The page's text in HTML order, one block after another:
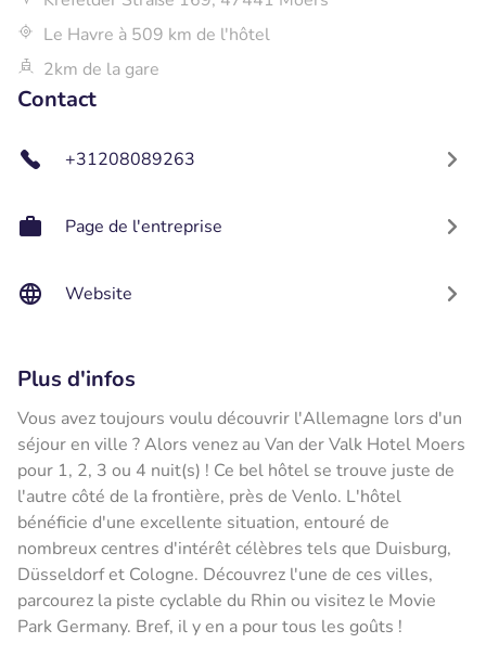
Le Havre à 509 km de l'hôtel
2km de la gare
Contact
+31208089263
Page de l'entreprise
Website
Plus d'infos
Vous avez toujours voulu découvrir l'Allemagne lors d'un
séjour en ville ? Alors venez au Van der Valk Hotel Moers
pour 1, 2, 3 ou 4 nuit(s) ! Ce bel hôtel se trouve juste de
l'autre côté de la frontière, près de Venlo. L'hôtel
bénéficie d'une excellente situation, entouré de
nombreux centres d'intérêt célèbres tels que Duisburg,
Düsseldorf et Cologne. Découvrez l'une de ces villes,
parcourez la piste cyclable du Rhin ou visitez le Movie
Park Germany. Bref, il y en a pour tous les goûts !